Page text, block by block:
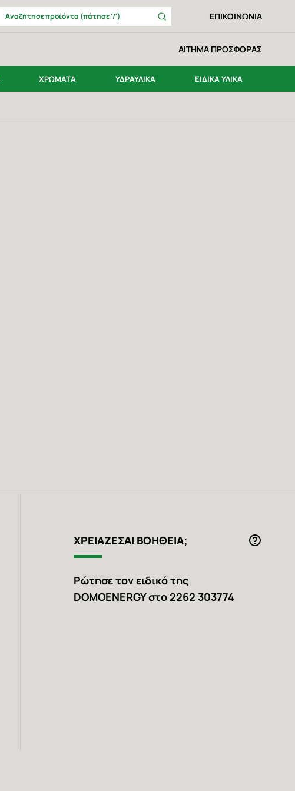
Αναζήτησε προϊόντα (πάτησε '/')
Αναζήτηση ΕΠΙΚΟΙΝΩΝΙΑ
ΑΙΤΗΜΑ ΠΡΟΣΦΟΡΑΣ
ΧΡΩΜΑΤΑ ΥΔΡΑΥΛΙΚΑ ΕΙΔΙΚΑ ΥΛΙΚΑ
ΧΡΕΙΑΖΕΣAI ΒΟΗΘΕΙΑ;
Ρώτησε τον ειδικό της
DOMOENERGY στο 2262 303774